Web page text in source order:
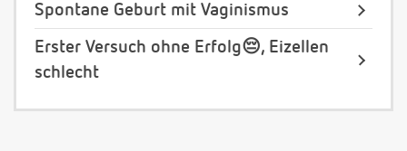
Spontane Geburt mit Vaginismus
Erster Versuch ohne Erfolg😔, Eizellen
schlecht